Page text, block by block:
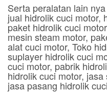
Serta peralatan lain
jual hidrolik cuci motor,
paket hidrolik cuci
mesin steam motor,
alat cuci motor, Toko
suplayer hidrolik cuci
cuci motor, pabrik
hidrolik cuci motor,
jasa pasang hidrolik